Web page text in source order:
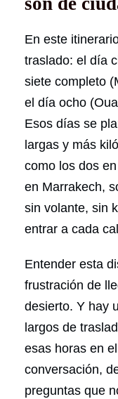
En este
traslado: el día
siete completo
el día ocho
Esos días se
largas y más
como los dos
en Marrakech,
sin volante, sin
entrar a cada
Entender esta
frustración de
desierto. Y hay
largos de
esas horas en
conversación,
preguntas que